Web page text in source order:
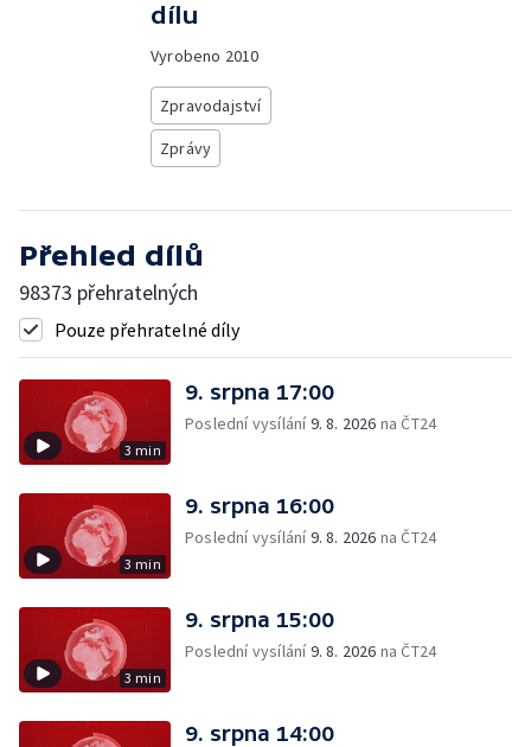
dílu
Vyrobeno 2010
Zpravodajství
Zprávy
Přehled dílů
98373 přehratelných
Pouze přehratelné díly
3 min
9. srpna 17:00
Poslední vysílání9. 8. 2026 na ČT24
3 min
9. srpna 16:00
Poslední vysílání9. 8. 2026 na ČT24
3 min
9. srpna 15:00
Poslední vysílání9. 8. 2026 na ČT24
9. srpna 14:00